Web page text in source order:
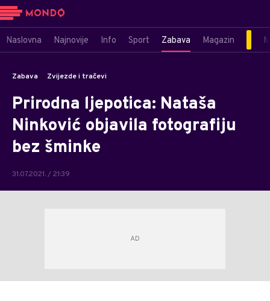
Naslovna Najnovije Info Sport Zabava Magazin
Zabava Zvijezde i tračevi
Prirodna ljepotica: Nataša
Ninković objavila fotografiju
bez šminke
31.07.2021. / 21:39